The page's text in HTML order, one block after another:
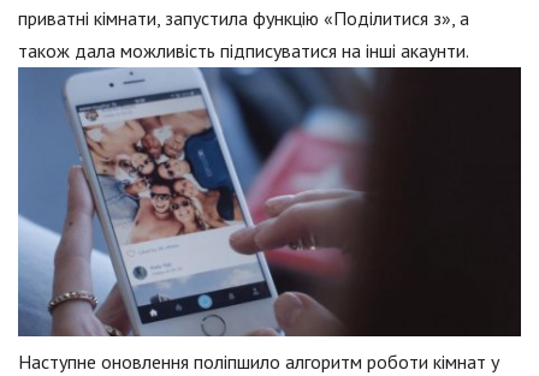
приватні кімнати, запустила функцію «Поділитися з», а
також дала можливість підписуватися на інші акаунти.
Наступне оновлення поліпшило алгоритм роботи кімнат у